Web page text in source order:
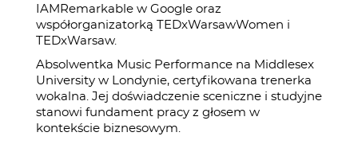
IAMRemarkable w Google oraz
współorganizatorką TEDxWarsawWomen i
TEDxWarsaw.
Absolwentka Music Performance na Middlesex
University w Londynie, certyfikowana trenerka
wokalna. Jej doświadczenie sceniczne i studyjne
stanowi fundament pracy z głosem w
kontekście biznesowym.